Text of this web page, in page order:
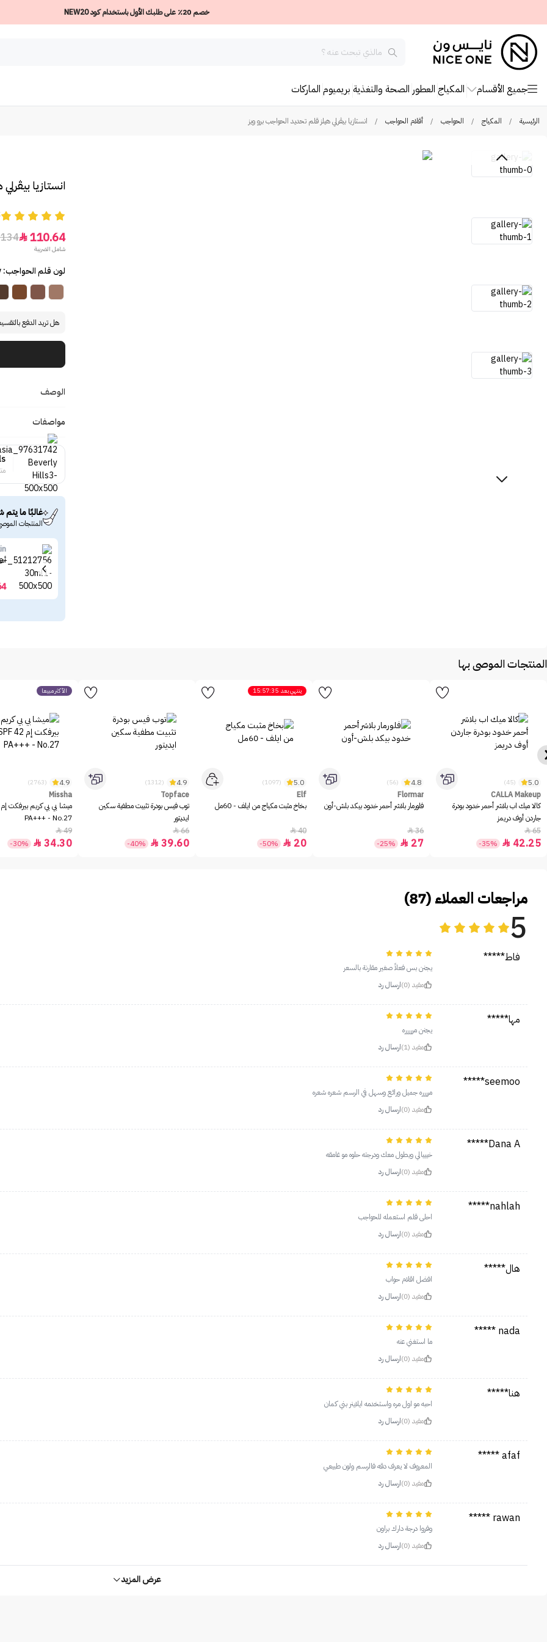
خصم 20٪ على طلبك الأول باستخدام كود NEW20
جميع الأقسام المكياج العطور الصحة والتغذية بريميوم الماركات
الرئيسية / المكياج / الحواجب / أقلام الحواجب / انستازيا بيڤرلي هيلز قلم تحديد الحواجب برو ويز
انستازيا
110.64

134
شامل الضريبة
لون قلم الحواجب: Ebony
هل تريد الدفع
الوصف
مواصفات
غالبًا ما يتم
المنتجات
المنتجات الموصى بها
5.0
(45)
CALLA Makeup
كالا ميك اب بلاشر أحمر خدود بودرة
جاردن أوف دريمز
65

42.25

-35%
4.8
(56)
Flormar
فلورمار بلاشر أحمر خدود بيكد بلش-أون
36

27

-25%
ينتهي بعد 15:57:35
5.0
(1097)
Elf
بخاخ مثبت مكياج من ايلف - 60مل
40

20

-50%
4.9
(1312)
Topface
توب فيس بودرة تثبيت مطفية سكين
ايديتور
66

39.60

-40%
الأكثر مبيعاً
4.9
(2763)
Missha
PA+++ - No.27
49

34.30

-30%
مراجعات العملاء (87)
5
فاط*****
يجنن بس فعلاً صغير مقارنة بالسعر
مفيد (0)
ارسال رد
مها*****
يجنن مررررره
مفيد (1)
ارسال رد
seemoo*****
مرررره جميل ورائع وسهل في الرسم شعره شعره
مفيد (0)
ارسال رد
Dana A*****
خيييالي ويطول معك ودرجته حلوه مو غامقه
مفيد (0)
ارسال رد
nahlah*****
احلى قلم استعمله للحواجب
مفيد (0)
ارسال رد
هال*****
افضل اقلام حواب
مفيد (0)
ارسال رد
nada *****
ما استغني عنه
مفيد (0)
ارسال رد
هنا*****
احبه مو اول مره واستخدمه ايلاينر بني كمان
مفيد (0)
ارسال رد
afaf *****
المعروف لا يعرف دقه فالرسم ولون طبيعي
مفيد (0)
ارسال رد
rawan *****
وفروا درجة دارك براون
مفيد (0)
ارسال رد
عرض المزيد